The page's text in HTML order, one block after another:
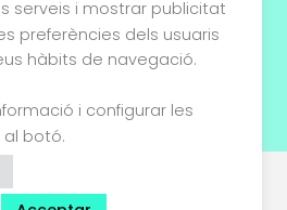
Política de cookies
serveis i mostrar publicitat
preferències dels usuaris
hàbits de navegació.
i configurar les
botó.